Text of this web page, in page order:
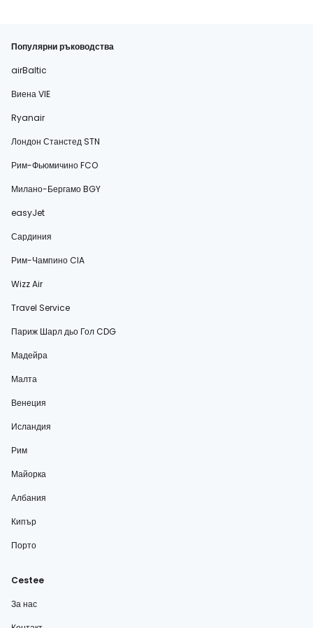
Популярни ръководства
airBaltic
Виена VIE
Ryanair
Лондон Станстед STN
Рим-Фьюмичино FCO
Милано-Бергамо BGY
easyJet
Сардиния
Рим-Чампино CIA
Wizz Air
Travel Service
Париж Шарл дьо Гол CDG
Мадейра
Малта
Венеция
Исландия
Рим
Майорка
Албания
Кипър
Порто
Cestee
За нас